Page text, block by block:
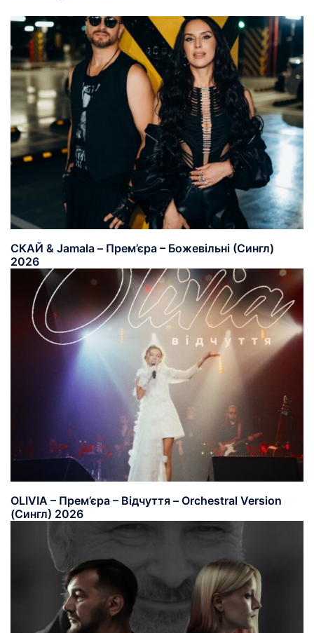
СКАЙ & Jamala – Прем’єра – Божевільні (Сингл)
2026
OLIVIA – Прем’єра – Відчуття – Orchestral Version
(Сингл) 2026